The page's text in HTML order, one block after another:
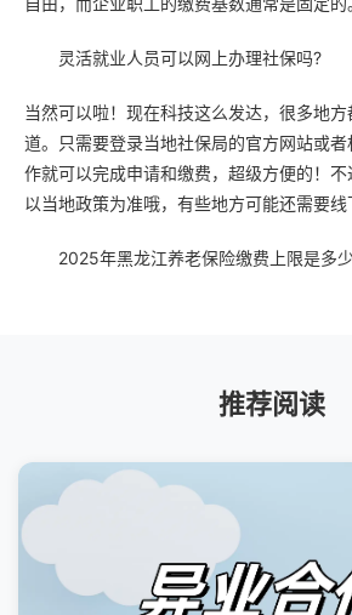
自由，而企业职工的缴费基数通常是固定的
灵活就业人员可以网上办理社保吗?
当然可以啦！现在科技这么发达，很多地
道。只需要登录当地社保局的官方网站或
作就可以完成申请和缴费，超级方便的！
以当地政策为准哦，有些地方可能还需要线
2025年黑龙江养老保险缴费上限是多
推荐阅读